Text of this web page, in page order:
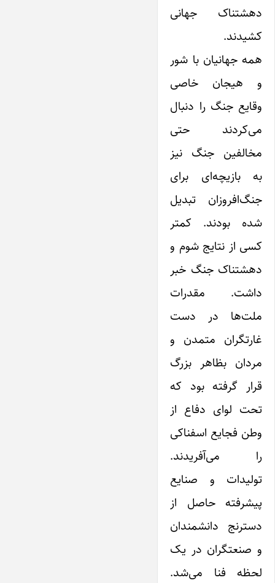
دهشتناک جهانی
کشیدند.
همه جهانیان‌ با‌ شور
و هیجان خاصی
وقایع جنگ را دنبال
می‌کردند حتی
مخالفین جنگ‌ نیز
به بازیچه‌ای برای
جنگ‌افروزان تبدیل
شده بودند. کمتر
کسی از نتایج شوم و
دهشتناک‌ جنگ خبر
داشت. مقدرات
ملت‌ها در دست
غارتگران متمدن و
مردان بظاهر بزرگ‌
قرار گرفته بود که
تحت لوای دفاع از
وطن فجایع اسفناکی
را می‌آفریدند.
تولیدات و صنایع
پیشرفته حاصل از
دسترنج دانشمندان
و صنعتگران در یک
لحظه فنا می‌شد.